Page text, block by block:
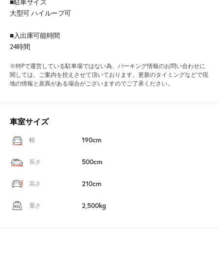
大型可 ハイルーフ可
■入出庫可能時間
24時間
※特Pで運営している駐車場ではない為、パーキング情報のお問い合わせに
関しては、ご案内を控えさせて頂いております。更新のタイミングなどで現
地の情報と差異がある場合がございますのでご了承ください。
車室サイズ
幅 190cm
長さ 500cm
高さ 210cm
重さ 2,500kg